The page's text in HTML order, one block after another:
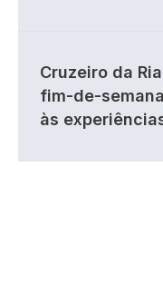
Cruzeiro da
fim-de-
às